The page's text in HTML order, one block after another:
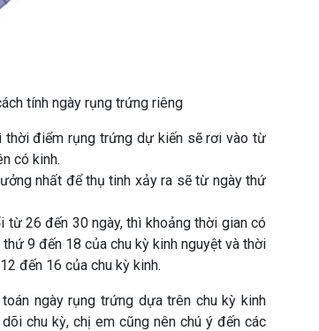
tính ngày rụng trứng riêng
thời điểm rụng trứng dự kiến sẽ rơi vào từ
có kinh.
nhất để thụ tinh xảy ra sẽ từ ngày thứ
từ 26 đến 30 ngày, thì khoảng thời gian có
9 đến 18 của chu kỳ kinh nguyệt và thời
đến 16 của chu kỳ kinh.
ngày rụng trứng dựa trên chu kỳ kinh
chu kỳ, chị em cũng nên chú ý đến các